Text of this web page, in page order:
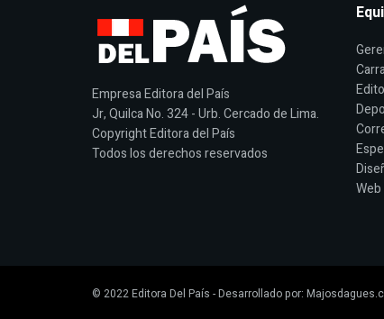
Empresa Editora del País
Jr, Quilca No. 324 - Urb. Cercado de Lima.
Copyright Editora del País
Todos los derechos reservados
© 2022Editora Del País - Desarrollado por: